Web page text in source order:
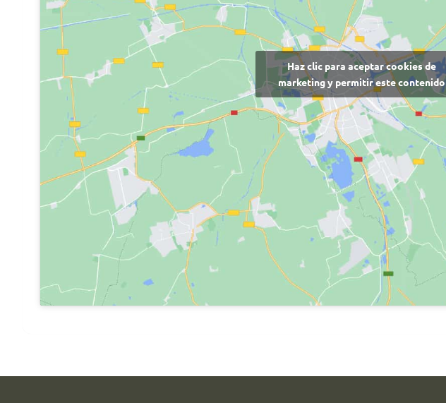
Haz clic para aceptar cookies de
marketing y permitir este contenido